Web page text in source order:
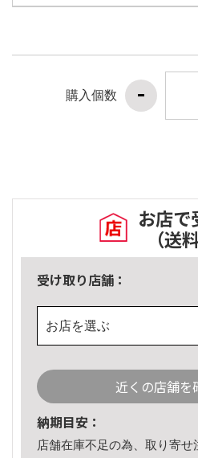
購入個数
お店で
（送
受け取り店舗：
お店を選ぶ
近くの店舗を
納期目安：
店舗在庫不足の為、取り寄せ